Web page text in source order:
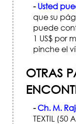
- Usted
que su
puede
1 US$ por
pinche el
OTRAS
-Ch. M.
TEXTIL (50